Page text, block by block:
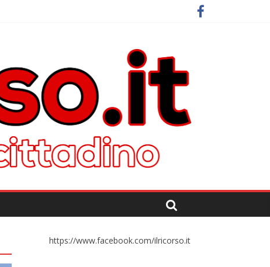
https://www.facebook.com/ilricorso.it